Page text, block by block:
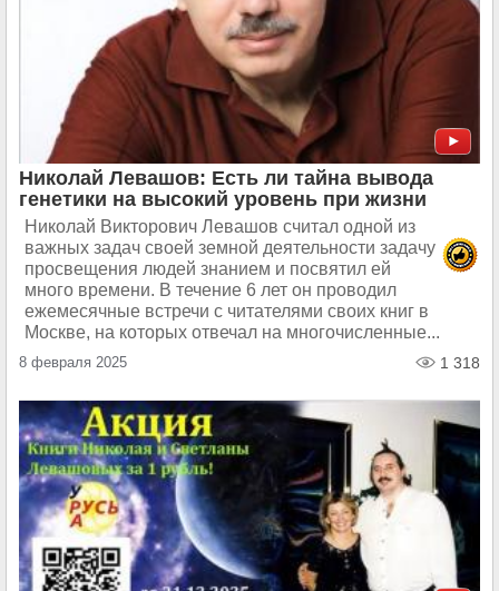
Николай Левашов: Есть ли тайна вывода
генетики на высокий уровень при жизни
Николай Викторович Левашов считал одной из
важных задач своей земной деятельности задачу
просвещения людей знанием и посвятил ей
много времени. В течение 6 лет он проводил
ежемесячные встречи с читателями своих книг в
Москве, на которых отвечал на многочисленные...
8 февраля 2025 1 318